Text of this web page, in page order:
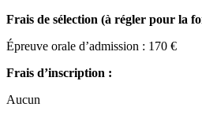
Frais de sélection (à régler pour la
Épreuve orale d’admission : 170 €
Frais d’inscription :
Aucun